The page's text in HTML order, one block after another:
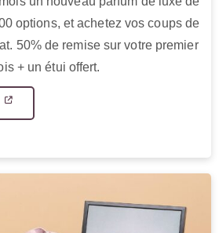
options, et achetez vos coups de
50% de remise sur votre premier
+ un étui offert.